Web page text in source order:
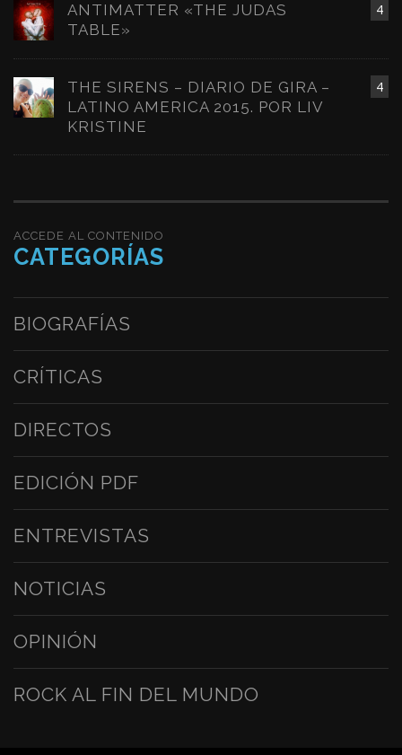
4
ANTIMATTER «THE JUDAS
TABLE»
4
THE SIRENS – DIARIO DE GIRA –
LATINO AMERICA 2015. POR LIV
KRISTINE
ACCEDE AL CONTENIDO
CATEGORÍAS
BIOGRAFÍAS
CRÍTICAS
DIRECTOS
EDICIÓN PDF
ENTREVISTAS
NOTICIAS
OPINIÓN
ROCK AL FIN DEL MUNDO